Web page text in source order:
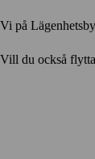
Vi på
Vill du också